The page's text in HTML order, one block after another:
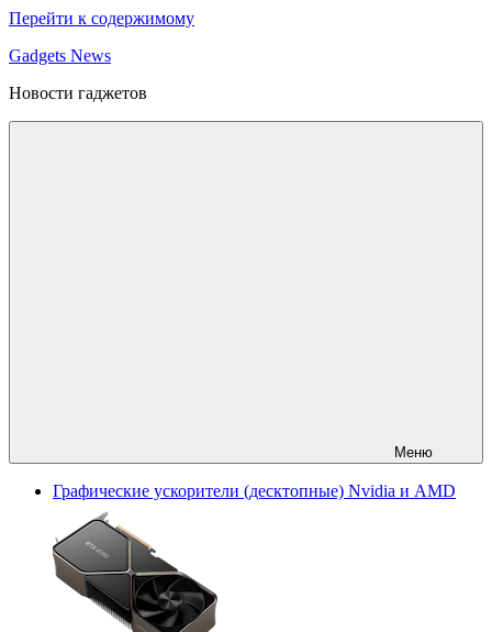
Перейти к содержимому
Gadgets News
Новости гаджетов
Меню
Графические ускорители (десктопные) Nvidia и AMD